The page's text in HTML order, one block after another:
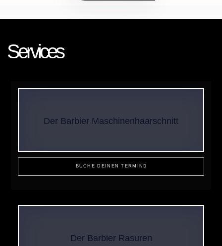
Services
Der Barbier Maschinenhaarschnitt
BUCHE DEINEN TERMIN
Der Barbier Rasuren